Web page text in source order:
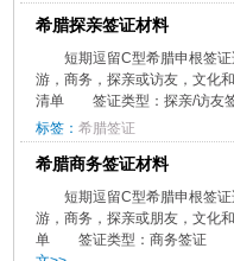
希腊探亲签证材料
短期逗留C型希腊申根签
游，商务，探亲或访友，文化
清单 签证类型：探亲/访
标签： 希腊签证
希腊商务签证材料
短期逗留C型希腊申根签
游，商务，探亲或朋友，文化
单 签证类型：商务签证